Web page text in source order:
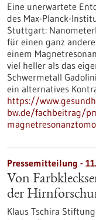
Eine unerwartete
des Max-Planck-
Stuttgart:
für einen ganz
einem
viel heller als das
Schwermetall
ein alternatives
https://
bw.de/fachbeitrag/
Pressemitteilung -
Von
der
Klaus Tschira